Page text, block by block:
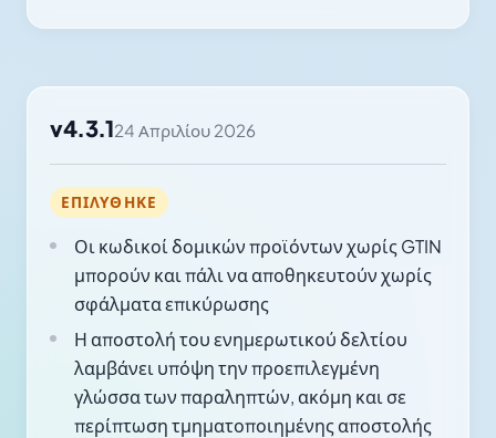
v4.3.124 Απριλίου 2026
ΕΠΙΛΎΘΗΚΕ
Οι κωδικοί δομικών προϊόντων χωρίς GTIN
μπορούν και πάλι να αποθηκευτούν χωρίς
σφάλματα επικύρωσης
Η αποστολή του ενημερωτικού δελτίου
λαμβάνει υπόψη την προεπιλεγμένη
γλώσσα των παραληπτών, ακόμη και σε
περίπτωση τμηματοποιημένης αποστολής